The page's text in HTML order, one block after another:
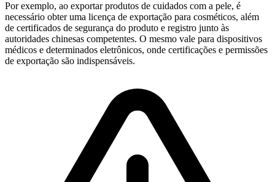
Por exemplo, ao exportar produtos de cuidados com a pele, é
necessário obter uma licença de exportação para cosméticos, além
de certificados de segurança do produto e registro junto às
autoridades chinesas competentes. O mesmo vale para dispositivos
médicos e determinados eletrônicos, onde certificações e permissões
de exportação são indispensáveis.